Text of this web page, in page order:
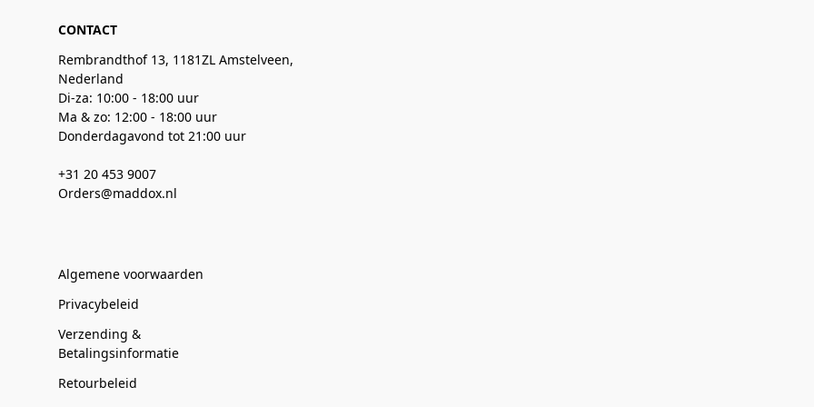
CONTACT
Rembrandthof 13, 1181ZL Amstelveen,
Nederland
Di-za: 10:00 - 18:00 uur
Ma & zo: 12:00 - 18:00 uur
Donderdagavond tot 21:00 uur
+31 20 453 9007
Orders@maddox.nl
Algemene voorwaarden
Privacybeleid
Verzending &
Betalingsinformatie
Retourbeleid